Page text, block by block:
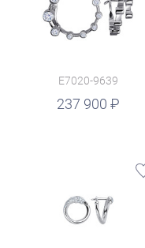
E7020-9639
237 900